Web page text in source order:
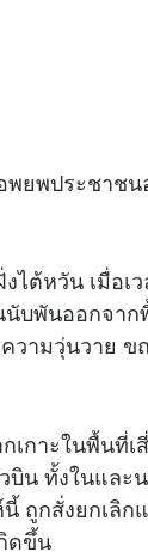
ยพประชาชน
ไต้หวัน เมื่อเ
บพันออกจา
ความวุ่นวาย
กาะในพื้นที่เ
น ทั้งในและ
ถูกสั่งยกเลิก
ดขึ้น